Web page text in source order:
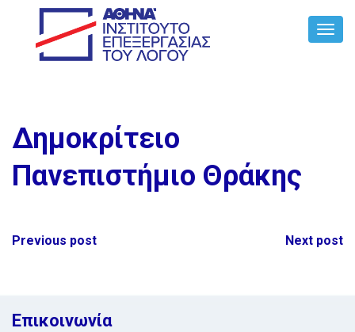
Δημοκρίτειο
Πανεπιστήμιο Θράκης
Post
Previous post Next post
Επικοινωνία